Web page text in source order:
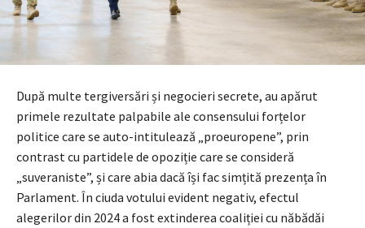
După multe tergiversări și negocieri secrete, au apărut
primele rezultate palpabile ale consensului forțelor
politice care se auto-intitulează „proeuropene”, prin
contrast cu partidele de opoziție care se consideră
„suveraniste”, și care abia dacă își fac simțită prezența în
Parlament. În ciuda votului evident negativ, efectul
alegerilor din 2024 a fost extinderea coaliției cu năbădăi